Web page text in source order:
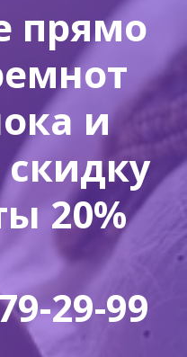
прямо
и
20%
29-99